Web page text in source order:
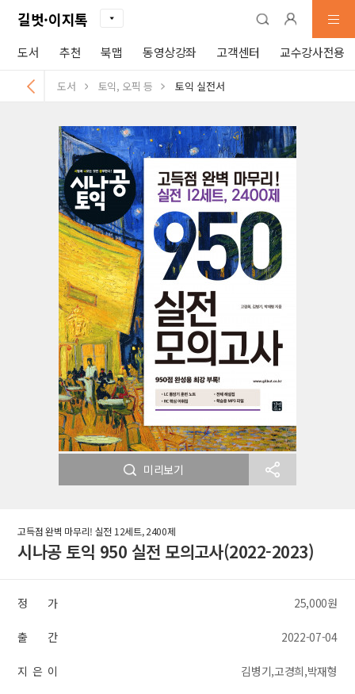
길벗·이지톡
도서 추천 북맵 동영상강좌 고객센터 교수강사전용
도서 토익, 오픽 등 토익 실전서
미리보기
고득점 완벽 마무리! 실전 12세트, 2400제
시나공 토익 950 실전 모의고사(2022-2023)
정 가 25,000원
출 간 2022-07-04
지 은 이 김병기,고경희,박재형